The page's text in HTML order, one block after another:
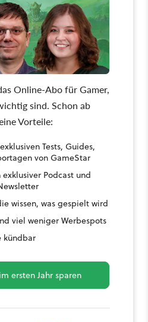
Online-Abo für Gamer,
sind. Schon ab
Vorteile:
Tests, Guides,
von GameStar
exklusiver Podcast und
wissen, was gespielt wird
viel weniger Werbespots
kündbar
ersten Jahr sparen